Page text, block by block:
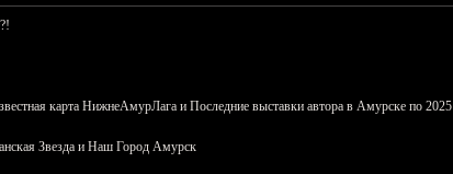
карта НижнеАмурЛага и Последние выставки автора в Амурске по 2025
Звезда и Наш Город Амурск